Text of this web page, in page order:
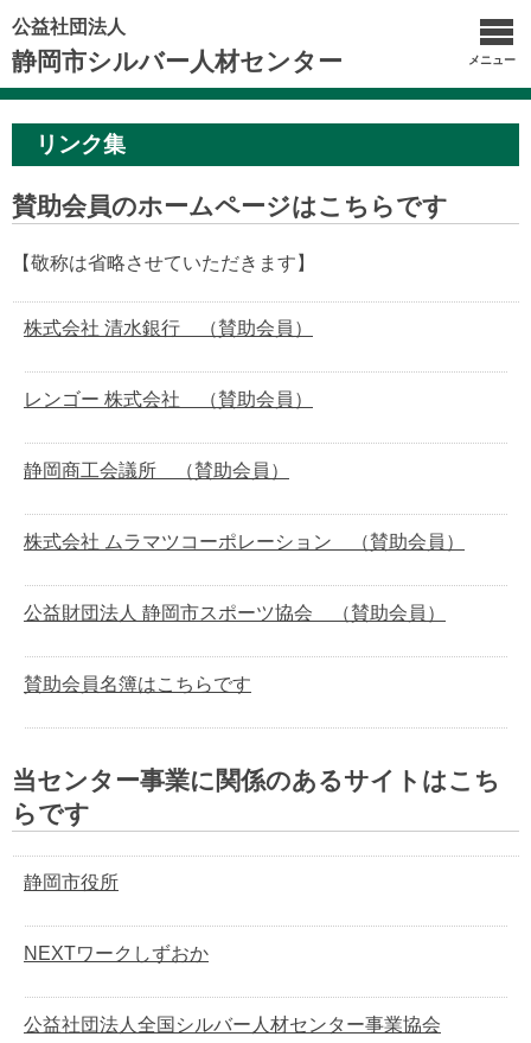
公益社団法人
静岡市シルバー人材センター メニュー
リンク集
賛助会員のホームページはこちらです
【敬称は省略させていただきます】
株式会社 清水銀行 （賛助会員）
レンゴー 株式会社 （賛助会員）
静岡商工会議所 （賛助会員）
株式会社 ムラマツコーポレーション （賛助会員）
公益財団法人 静岡市スポーツ協会 （賛助会員）
賛助会員名簿はこちらです
当センター事業に関係のあるサイトはこち
らです
静岡市役所
NEXTワークしずおか
公益社団法人全国シルバー人材センター事業協会